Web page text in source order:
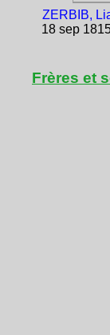
ZERBIB,
18 sep
Frères et